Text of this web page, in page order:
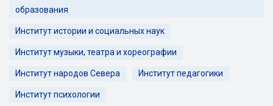
образования
Институт истории и социальных наук
Институт музыки, театра и хореографии
Институт народов Севера Институт педагогики
Институт психологии